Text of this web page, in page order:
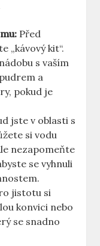
Před
„kávový kit“.
s vaším
a
pokud je
jste v oblasti s
si vodu
nezapomeňte
se vyhnuli
jistotu si
konvici nebo
se snadno